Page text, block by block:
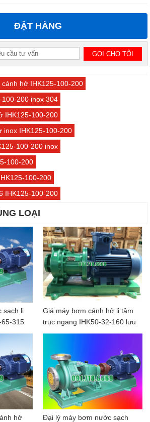
ĐẶT HÀNG
hở IHK125-100-200
200 inox 304
IHK125-100-200
inox IHK125-100-200
100-200 inox
100-200
100-200
IHK125-100-200
LOẠI
sạch li
315
Giá máy bơm cánh hở li tâm
trục ngang IHK50-32-160 lưu
lượng 15 m3/h
hở
Đại lý máy bơm nước sạch